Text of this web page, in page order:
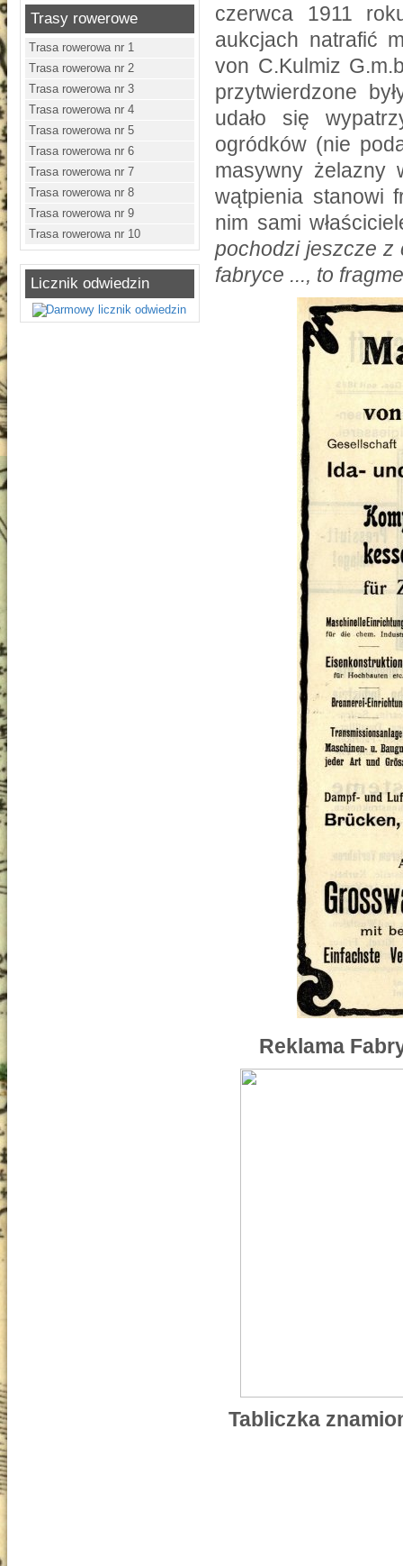
Trasy rowerowe
Trasa rowerowa nr 1
Trasa rowerowa nr 2
Trasa rowerowa nr 3
Trasa rowerowa nr 4
Trasa rowerowa nr 5
Trasa rowerowa nr 6
Trasa rowerowa nr 7
Trasa rowerowa nr 8
Trasa rowerowa nr 9
Trasa rowerowa nr 10
Licznik odwiedzin
czerwca 1911
aukcjach natrafić
von C.Kulmiz
przytwierdzone
udało się
ogródków (nie
masywny żelazny
wątpienia stanowi
nim sami
pochodzi jeszcze z
fabryce ..., to
Reklama
Tabliczka